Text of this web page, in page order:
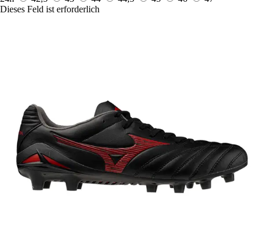
Dieses Feld ist erforderlich